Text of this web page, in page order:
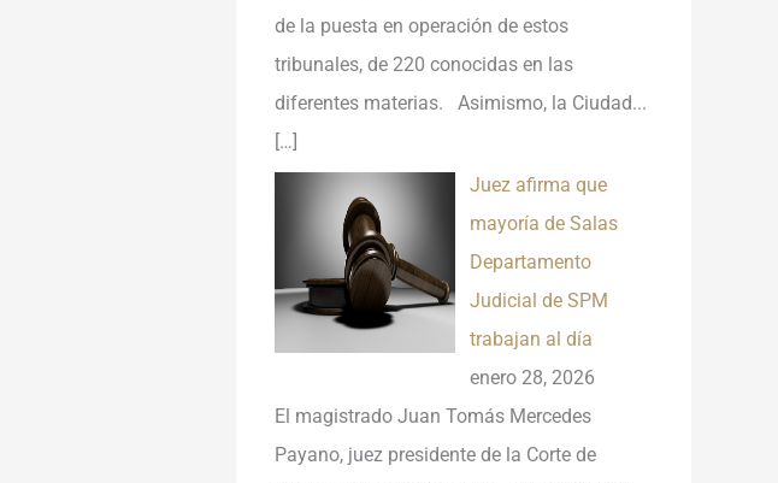
de la puesta en operación de estos
tribunales, de 220 conocidas en las
diferentes materias. Asimismo, la Ciudad...
[…]
Juez afirma que
mayoría de Salas
Departamento
Judicial de SPM
trabajan al día
enero 28, 2026
El magistrado Juan Tomás Mercedes
Payano, juez presidente de la Corte de